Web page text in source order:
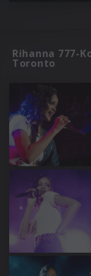
Rihanna 777-
Toronto